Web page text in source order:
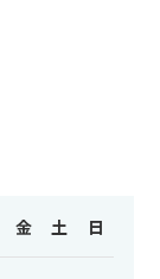
金 土 日